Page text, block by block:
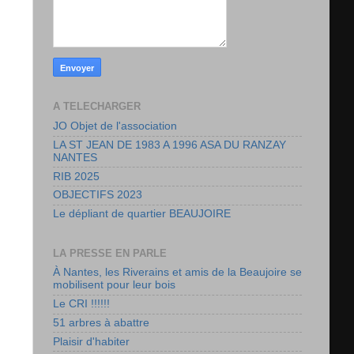
A TELECHARGER
JO Objet de l'association
LA ST JEAN DE 1983 A 1996 ASA DU RANZAY
NANTES
RIB 2025
OBJECTIFS 2023
Le dépliant de quartier BEAUJOIRE
LA PRESSE EN PARLE
À Nantes, les Riverains et amis de la Beaujoire se
mobilisent pour leur bois
Le CRI !!!!!!
51 arbres à abattre
Plaisir d'habiter